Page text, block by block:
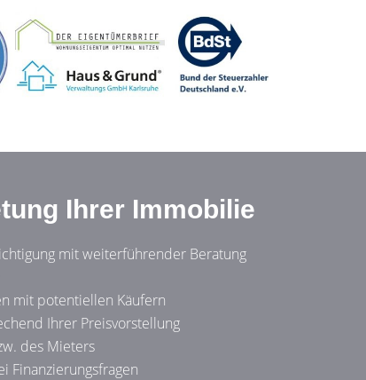
Ihrer Immobilie
mit weiterführender Beratung
mit potentiellen Käufern
Ihrer Preisvorstellung
des Mieters
Finanzierungsfragen